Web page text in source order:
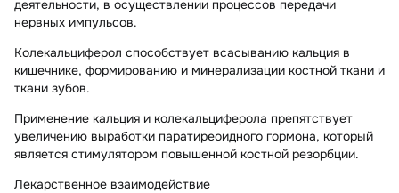
деятельности, в осуществлении процессов передачи
нервных импульсов.
Колекальциферол способствует всасыванию кальция в
кишечнике, формированию и минерализации костной ткани и
ткани зубов.
Применение кальция и колекальциферола препятствует
увеличению выработки паратиреоидного гормона, который
является стимулятором повышенной костной резорбции.
Лекарственное взаимодействие